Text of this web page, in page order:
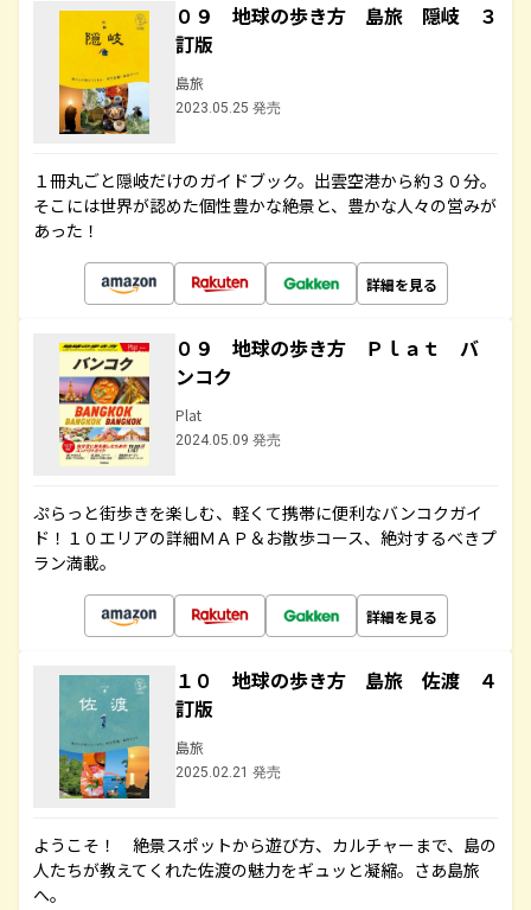
０９ 地球の歩き方 島旅 隠岐 ３
訂版
島旅
2023.05.25 発売
１冊丸ごと隠岐だけのガイドブック。出雲空港から約３０分。
そこには世界が認めた個性豊かな絶景と、豊かな人々の営みが
あった！
詳細を見る
０９ 地球の歩き方 Ｐｌａｔ バ
ンコク
Plat
2024.05.09 発売
ぷらっと街歩きを楽しむ、軽くて携帯に便利なバンコクガイ
ド！１０エリアの詳細ＭＡＰ＆お散歩コース、絶対するべきプ
ラン満載。
詳細を見る
１０ 地球の歩き方 島旅 佐渡 ４
訂版
島旅
2025.02.21 発売
ようこそ！ 絶景スポットから遊び方、カルチャーまで、島の
人たちが教えてくれた佐渡の魅力をギュッと凝縮。さあ島旅
へ。